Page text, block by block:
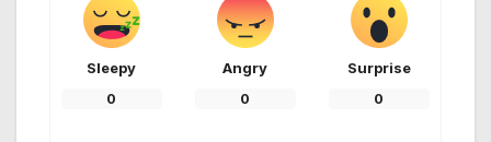
Sleepy
0
Angry
0
Surprise
0